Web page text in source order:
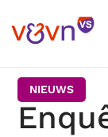
NIEUWS